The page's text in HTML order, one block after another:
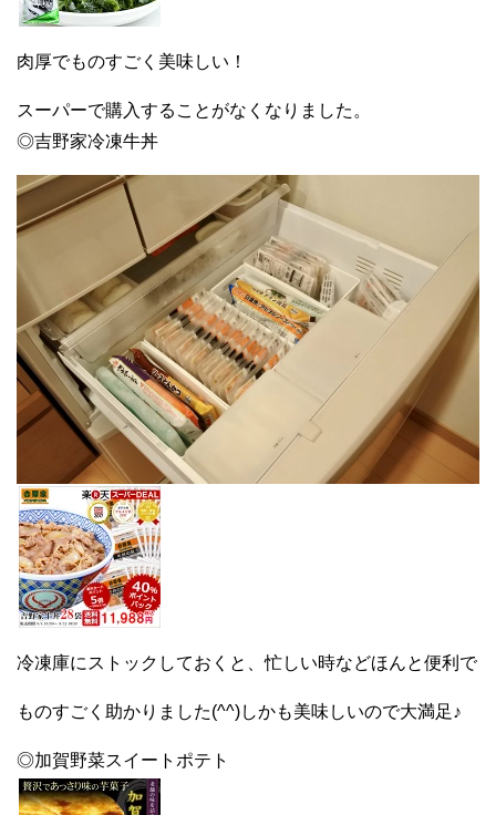
肉厚でものすごく美味しい！
スーパーで購入することがなくなりました。
◎吉野家冷凍牛丼
冷凍庫にストックしておくと、忙しい時などほんと便利で
ものすごく助かりました(^^)しかも美味しいので大満足♪
◎加賀野菜スイートポテト